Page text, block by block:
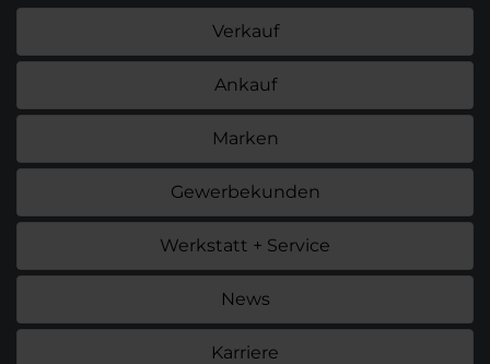
Verkauf
Ankauf
Marken
Gewerbekunden
Werkstatt + Service
News
Karriere